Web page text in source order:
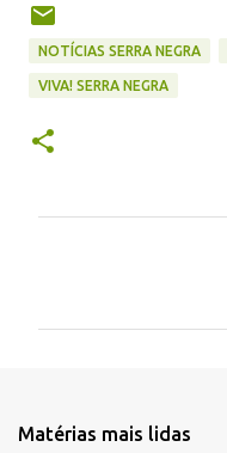
NOTÍCIAS SERRA NEGRA
VIVA! SERRA NEGRA
t
Matérias mais lidas